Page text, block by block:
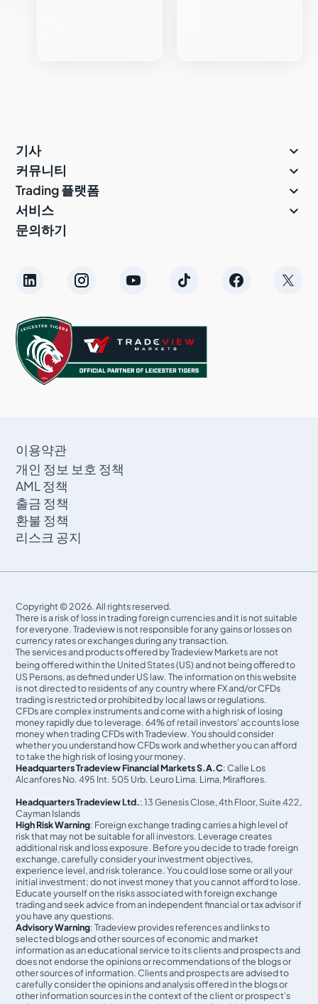
기사 
커뮤니티 
Trading 플랫폼 
서비스 
문의하기
이용약관
개인 정보 보호 정책
AML 정책
출금 정책
환불 정책
리스크 공지
Copyright © 2026. All rights reserved.
There is a risk of loss in trading foreign currencies and it is not suitable
for everyone. Tradeview is not responsible for any gains or losses on
currency rates or exchanges during any transaction.
The services and products offered by Tradeview Markets are not
being offered within the United States (US) and not being oﬀered to
US Persons, as defined under US law. The information on this website
is not directed to residents of any country where FX and/or CFDs
trading is restricted or prohibited by local laws or regulations.
CFDs are complex instruments and come with a high risk of losing
money rapidly due to leverage. 64% of retail investors' accounts lose
money when trading CFDs with Tradeview. You should consider
whether you understand how CFDs work and whether you can afford
to take the high risk of losing your money.
Headquarters Tradeview Financial Markets S.A.C: Calle Los
Alcanfores No. 495 Int. 505 Urb. Leuro Lima. Lima, Miraflores.
Headquarters Tradeview Ltd.: 13 Genesis Close, 4th Floor, Suite 422,
Cayman Islands
High Risk Warning: Foreign exchange trading carries a high level of
risk that may not be suitable for all investors. Leverage creates
additional risk and loss exposure. Before you decide to trade foreign
exchange, carefully consider your investment objectives,
experience level, and risk tolerance. You could lose some or all your
initial investment; do not invest money that you cannot afford to lose.
Educate yourself on the risks associated with foreign exchange
trading and seek advice from an independent financial or tax advisor if
you have any questions.
Advisory Warning: Tradeview provides references and links to
selected blogs and other sources of economic and market
information as an educational service to its clients and prospects and
does not endorse the opinions or recommendations of the blogs or
other sources of information. Clients and prospects are advised to
carefully consider the opinions and analysis offered in the blogs or
other information sources in the context of the client or prospect's